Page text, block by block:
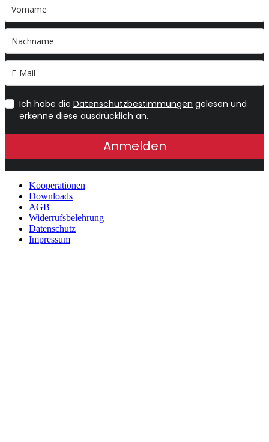
Ich habe die Datenschutzbestimmungen gelesen und
erkenne diese ausdrücklich an.
Anmelden
Kooperationen
Downloads
AGB
Widerrufsbelehrung
Datenschutz
Impressum